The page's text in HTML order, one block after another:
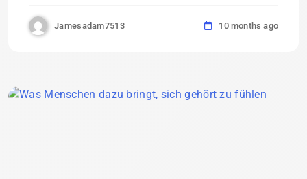
Jamesadam7513 10 months ago